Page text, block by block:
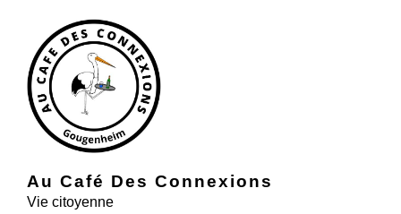
Au Café Des Connexions
Vie citoyenne